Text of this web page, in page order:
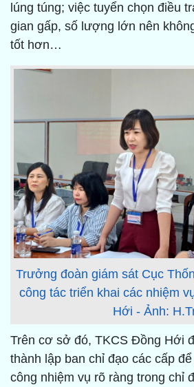
lúng túng; việc tuyển chọn điều
gian gấp, số lượng lớn nên
tốt hơn…
Trưởng đoàn giám sát Cục
công tác triển khai các nhiệm
Hới - Ảnh:
Trên cơ sở đó, TKCS Đồng Hới
thành lập ban chỉ đạo các cấp
công nhiệm vụ rõ ràng trong chỉ